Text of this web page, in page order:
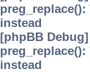
instead
[phpBB
instead